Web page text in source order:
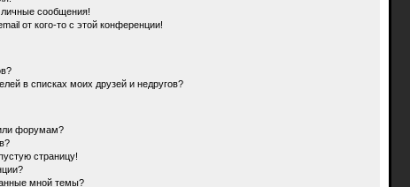
сообщения!
от кого-то с этой конференции!
в списках моих друзей и недругов?
форумам?
страницу!
мной темы?